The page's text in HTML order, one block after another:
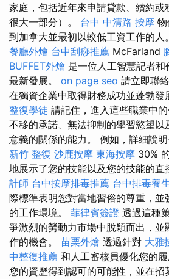
家庭，包括近年來申請貸款、續約或
很大一部分）。 台中 中清路 按摩
到加拿大並最初以較低工資工作的人
餐廳外燴 台中刮痧推薦 McFarland
BUFFET外燴 是一位人工智慧記者
最新發展。 on page seo 請立即聯
在獨資企業中取得財務成功並蓬勃發
整復學徒 請記住，進入這些職業中
不移的承諾、無法抑制的學習慾望以
意義的關係的能力。 例如，詳細說
新竹 整復 沙鹿按摩 東海按摩 30%
地展示了您的技能以及您的技能的直
計師 台中按摩排毒推薦 台中排毒養
際標準表明您對當地習俗的尊重，並
的工作環境。 菲律賓簽證 透過這種
爭激烈的勞動力市場中脫穎而出，並
作的機會。 苗栗外燴 透過針對 大雅
中整復推薦 和人工審核員優化您的
您的資歷得到認可的可能性，並在招